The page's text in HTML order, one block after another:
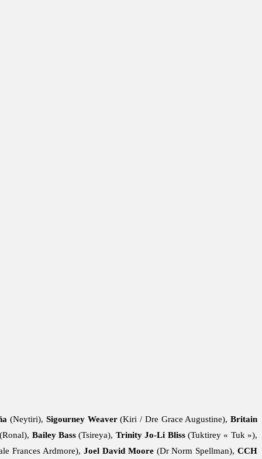
(Neytiri), Sigourney Weaver(Kiri / Dre Grace Augustine),Britain
Bailey Bass (Tsireya), Trinity Jo-Li Bliss(Tuktirey « Tuk »),
Frances Ardmore),Joel David Moore(Dr Norm Spellman),CCH